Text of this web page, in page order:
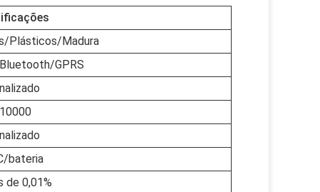
Plásticos/Madura
GPRS
bateria
de 0,01%